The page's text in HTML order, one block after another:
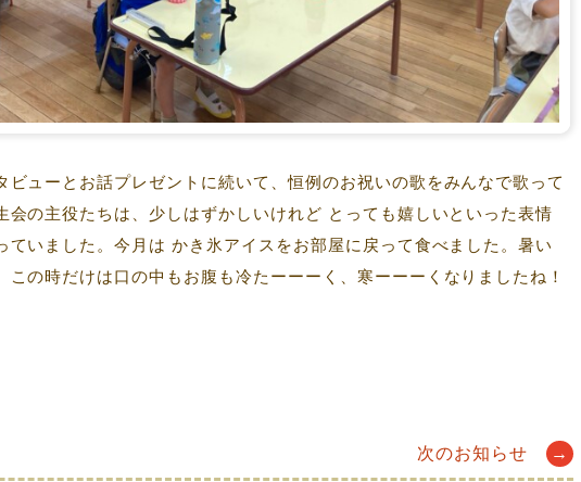
ビューとお話プレゼントに続いて、恒例のお祝いの歌をみんなで歌って
会の主役たちは、少しはずかしいけれど とっても嬉しいといった表情
ていました。今月は かき氷アイスをお部屋に戻って食べました。暑い
この時だけは口の中もお腹も冷たーーーく、寒ーーーくなりましたね！
次のお知らせ →